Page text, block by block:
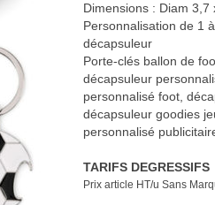
Dimensions : Diam 3,7
Personnalisation de 1
décapsuleur
Porte-clés ballon de
décapsuleur
personnalisé foot,
décapsuleur goodies
personnalisé
TARIFS DEGRESSIFS
Prix article HT/u Sans